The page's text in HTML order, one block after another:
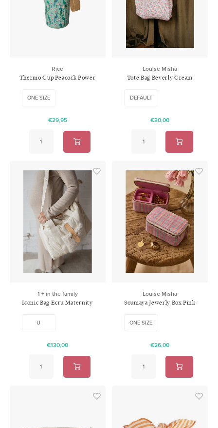
Sieraden
Rice
Thermo Cup Peacock Power
ONE SIZE
€29,95
Louise Misha
Tote Bag Beverly Cream
DEFAULT
€30,00
1 + in the family
Iconic Bag Ecru Maternity
U
€130,00
Louise Misha
Soumaya Jewerly Box Pink
ONE SIZE
€26,00